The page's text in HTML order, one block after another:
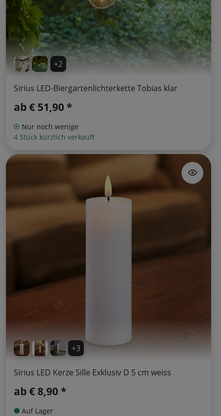
+2
Sirius LED-Biergartenlichterkette Tobias klar
ab€ 51,90 *
Nur noch wenige
4 Stück kürzlich verkauft
+3
Sirius LED Kerze Sille Exklusiv D 5 cm weiss
ab€ 8,90 *
Auf Lager